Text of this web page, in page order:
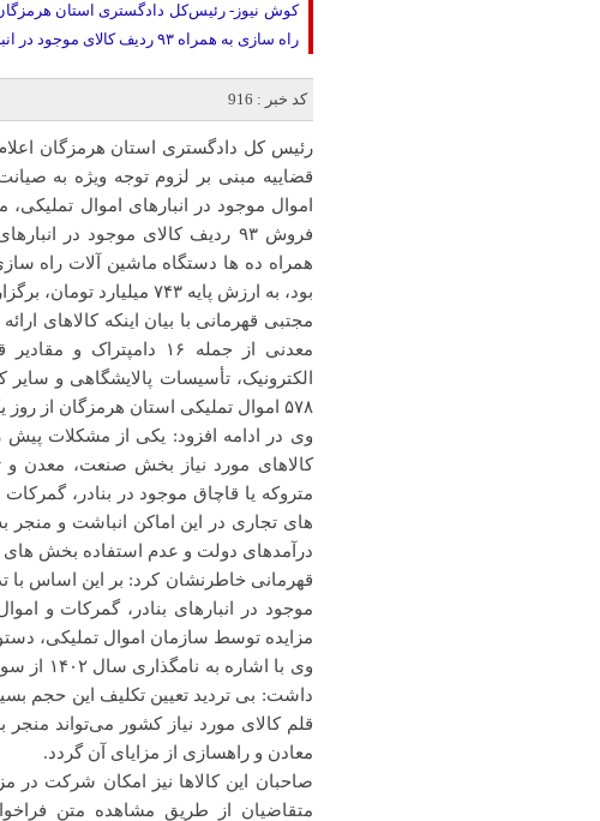
کوش نیوز- رئیس‌کل دادگستری استان
راه سازی به همراه ۹۳ ردیف کالای موجود در انبار‌های اموال تملیکی این استان به ارزش پایه ۷۴۳ میلیارد تومان خبر داد.
کد خبر : 916
رئیس کل دادگستری استان هرمزگان
قضاییه مبنی بر لزوم توجه ویژه به
فروش ۹۳ ردیف کالای موجود در
همراه ده ها دستگاه ماشین آلات راه
بود، به ارزش پایه ۷۴۳ میلیارد تومان، برگزار خواهد شد.
مجتبی قهرمانی با بیان اینکه کالاهای
معدنی از جمله ۱۶
الکترونیک، تأسیسات پالایشگاهی و
۵۷۸ اموال تملیکی استان هرمزگان از روز یکشنبه ۷ خردادماه ۱۴۰۲ تا سه شنبه ۱۶ خرداد برگزار می‌شود.
وی در ادامه افزود: یکی از مشکلات
کالاهای مورد نیاز بخش صنعت، معدن و
متروکه یا قاچاق موجود در بنادر،
های تجاری در این اماکن انباشت و منجر
درآمدهای دولت و عدم استفاده بخش های
قهرمانی خاطرنشان کرد: بر این اساس با
موجود در انبارهای بنادر، گمرکات و
مزایده توسط سازمان اموال تملیکی،
وی با
داشت: بی تردید تعیین تکلیف این حجم
قلم کالای مورد نیاز کشور می‌تواند
معادن و راهسازی از مزایای آن گردد.
صاحبان این کالاها نیز امکان شرکت در
متقاضیان از طریق مشاهده متن